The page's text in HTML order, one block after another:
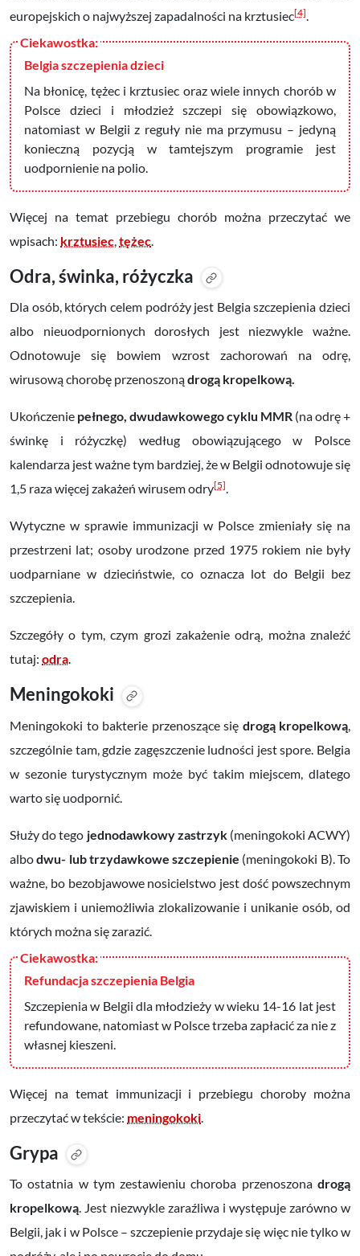
europejskich o najwyższej zapadalności na krztusiec[4]
Belgia szczepienia dzieci
Na błonicę, tężec i krztusiec oraz wiele innych chorób w
Polsce dzieci i młodzież szczepi się obowiązkowo,
natomiast w Belgii z reguły nie ma przymusu – jedyną
konieczną pozycją w tamtejszym programie jest
uodpornienie na polio.
Więcej na temat przebiegu chorób można przeczytać we
wpisach: krztusiec tężec
Odra, świnka, różyczka
Dla osób, których celem podróży jest Belgia szczepienia dzieci
albo nieuodpornionych dorosłych jest niezwykle ważne.
Odnotowuje się bowiem wzrost zachorowań na odrę,
wirusową chorobę przenoszonądrogą kropelkową.
Ukończenie pełnego, dwudawkowego cyklu MMR (na odrę +
świnkę i różyczkę) według obowiązującego w Polsce
kalendarza jest ważne tym bardziej, że w Belgii odnotowuje się
1,5 raza więcej zakażeń wirusem odry[5].
Wytyczne w sprawie immunizacji w Polsce zmieniały się na
przestrzeni lat; osoby urodzone przed 1975 rokiem nie były
uodparniane w dzieciństwie, co oznacza lot do Belgii bez
szczepienia.
Szczegóły o tym, czym grozi zakażenie odrą, można znaleźć
tutaj: odra.
Meningokoki
Meningokoki to bakterie przenoszące się drogą kropelkową
szczególnie tam, gdzie zagęszczenie ludności jest spore. Belgia
w sezonie turystycznym może być takim miejscem, dlatego
warto się uodpornić.
Służy do tego jednodawkowy zastrzyk(meningokoki ACWY)
albodwu- lub trzydawkowe szczepienie (meningokoki B). To
ważne, bo bezobjawowe nosicielstwo jest dość powszechnym
zjawiskiem i uniemożliwia zlokalizowanie i unikanie osób, od
których można się zarazić.
Refundacja szczepienia Belgia
Szczepienia w Belgii dla młodzieży w wieku 14-16 lat jest
refundowane, natomiast w Polsce trzeba zapłacić za nie z
własnej kieszeni.
Więcej na temat immunizacji i przebiegu choroby można
przeczytać w tekście: meningokoki
Grypa
To ostatnia w tym zestawieniu choroba przenoszona drogą
kropelkową. Jest niezwykle zaraźliwa i występuje zarówno w
Belgii, jak i w Polsce – szczepienie przydaje się więc nie tylko w